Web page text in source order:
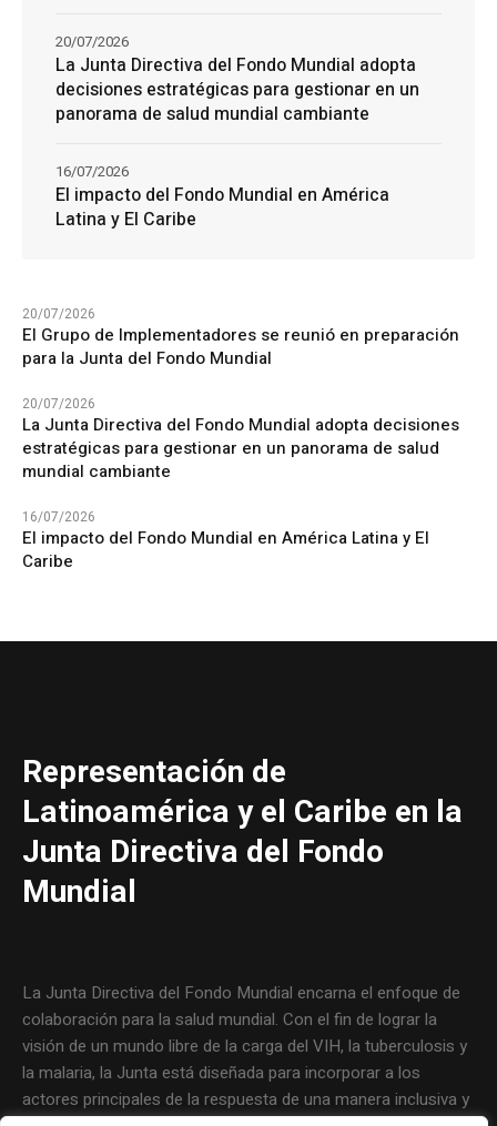
La Junta Directiva del Fondo Mundial adopta
decisiones estratégicas para gestionar en un
panorama de salud mundial cambiante
20/07/2026
El impacto del Fondo Mundial en América
Latina y El Caribe
16/07/2026
20/07/2026
El Grupo de Implementadores se reunió en preparación
para la Junta del Fondo Mundial
20/07/2026
La Junta Directiva del Fondo Mundial adopta decisiones
estratégicas para gestionar en un panorama de salud
mundial cambiante
16/07/2026
El impacto del Fondo Mundial en América Latina y El
Caribe
Representación de
Latinoamérica y el Caribe en la
Junta Directiva del Fondo
Mundial
La Junta Directiva del Fondo Mundial encarna el enfoque de
colaboración para la salud mundial. Con el fin de lograr la
visión de un mundo libre de la carga del VIH, la tuberculosis y
la malaria, la Junta está diseñada para incorporar a los
actores principales de la respuesta de una manera inclusiva y